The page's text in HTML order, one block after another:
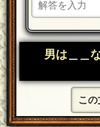
男は＿＿
この